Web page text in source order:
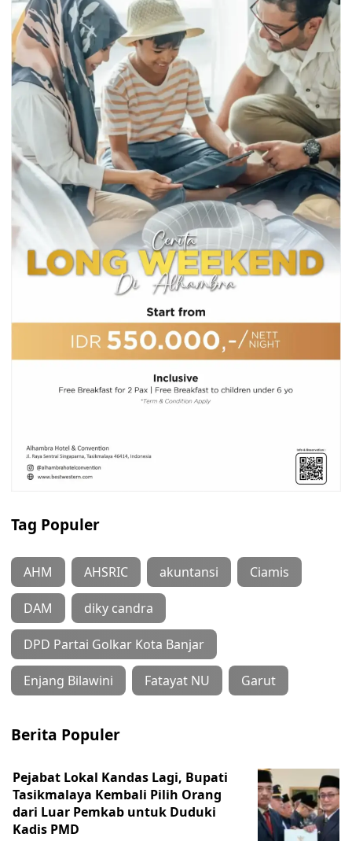
Tag Populer
AHM AHSRIC akuntansi Ciamis
DAM diky candra
DPD Partai Golkar Kota Banjar
Enjang Bilawini Fatayat NU Garut
Berita Populer
Pejabat Lokal Kandas Lagi, Bupati
Tasikmalaya Kembali Pilih Orang
dari Luar Pemkab untuk Duduki
Kadis PMD